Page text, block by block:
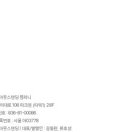
웃스탠딩 컴퍼니
대로 108 파크원 (타워1) 28F
호 : 836-81-00086
번호 : 서울 아03778
웃스탠딩 | 대표/발행인 : 김동환, 류호성